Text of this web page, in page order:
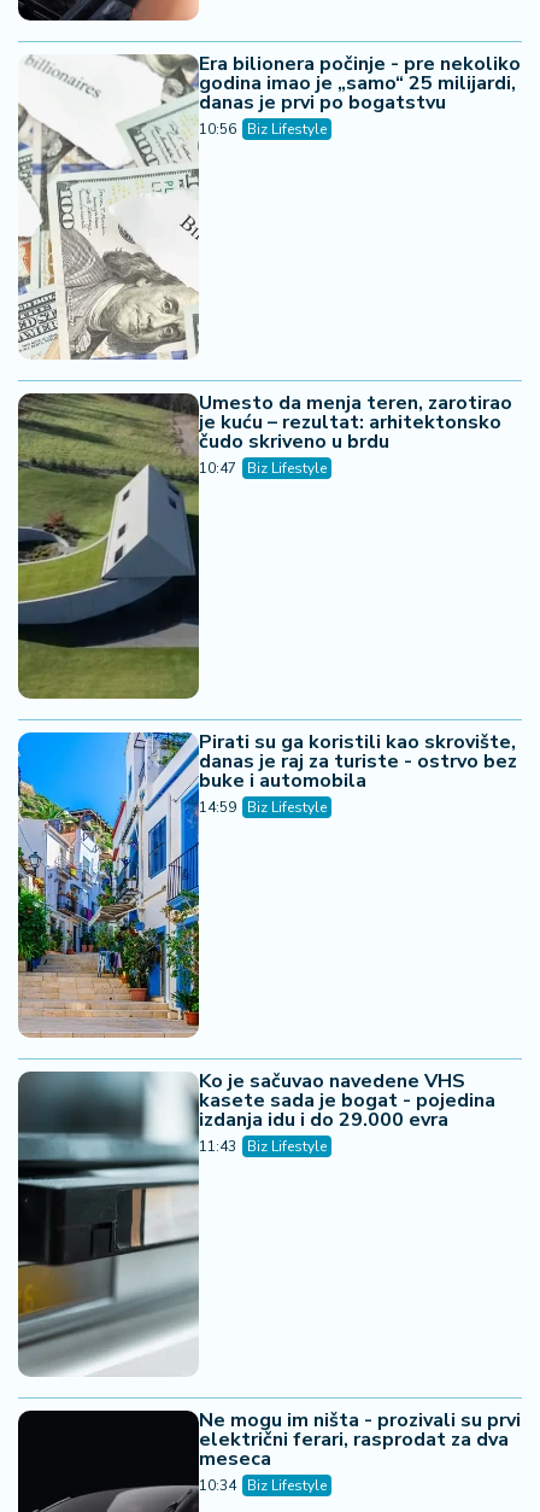
Era bilionera počinje - pre nekoliko
godina imao je „samo“ 25 milijardi,
danas je prvi po bogatstvu
10:56 Biz Lifestyle
Umesto da menja teren, zarotirao
je kuću – rezultat: arhitektonsko
čudo skriveno u brdu
10:47 Biz Lifestyle
Pirati su ga koristili kao skrovište,
danas je raj za turiste - ostrvo bez
buke i automobila
14:59 Biz Lifestyle
Ko je sačuvao navedene VHS
kasete sada je bogat - pojedina
izdanja idu i do 29.000 evra
11:43 Biz Lifestyle
Ne mogu im ništa - prozivali su prvi
električni ferari, rasprodat za dva
meseca
10:34 Biz Lifestyle